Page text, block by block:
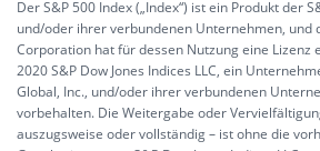
Der S&P 500 Index („Index“) ist ein Produkt der
und/oder ihrer verbundenen Unternehmen, und
Corporation hat für dessen Nutzung eine Lizenz
2020 S&P Dow Jones Indices LLC, ein
Global, Inc., und/oder ihrer verbundenen
vorbehalten. Die Weitergabe oder
auszugsweise oder vollständig – ist ohne die